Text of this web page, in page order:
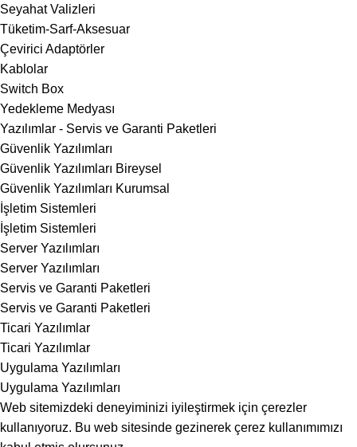
Seyahat Valizleri
Tüketim-Sarf-Aksesuar
Çevirici Adaptörler
Kablolar
Switch Box
Yedekleme Medyası
Yazılımlar - Servis ve Garanti Paketleri
Güvenlik Yazılımları
Güvenlik Yazılımları Bireysel
Güvenlik Yazılımları Kurumsal
İşletim Sistemleri
İşletim Sistemleri
Server Yazılımları
Server Yazılımları
Servis ve Garanti Paketleri
Servis ve Garanti Paketleri
Ticari Yazılımlar
Ticari Yazılımlar
Uygulama Yazılımları
Uygulama Yazılımları
Web sitemizdeki deneyiminizi iyileştirmek için çerezler
kullanıyoruz. Bu web sitesinde gezinerek çerez kullanımımızı